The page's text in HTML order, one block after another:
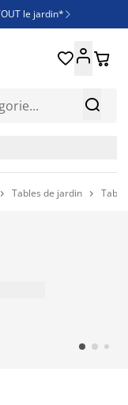
le jardin* 

 
 Tables de jardin 